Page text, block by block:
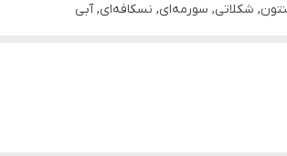
شکلاتی, سورمه‌ای, نسکافه‌ای, آبی